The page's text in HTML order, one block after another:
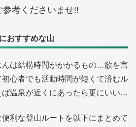
参考くださいませ!!
おすすめな山
んは結構時間がかかるもの…欲を言
心者でも活動時間が短くて済むル
ば温泉が近くにあったら更にいい…
利な登山ルートを以下にまとめて